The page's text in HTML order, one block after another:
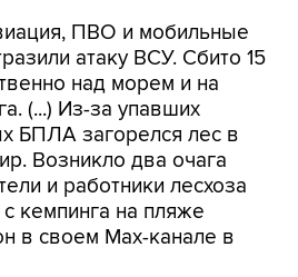
ПВО и мобильные
атаку ВСУ. Сбито 15
над морем и на
(...) Из-за упавших
БПЛА загорелся лес в
Возникло два очага
и работники лесхоза
кемпинга на пляже
в своем Мах-канале в